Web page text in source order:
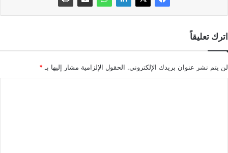
اترك تعليقاً
لن يتم نشر عنوان بريدك الإلكتروني. الحقول الإلزامية مشار إليها بـ *